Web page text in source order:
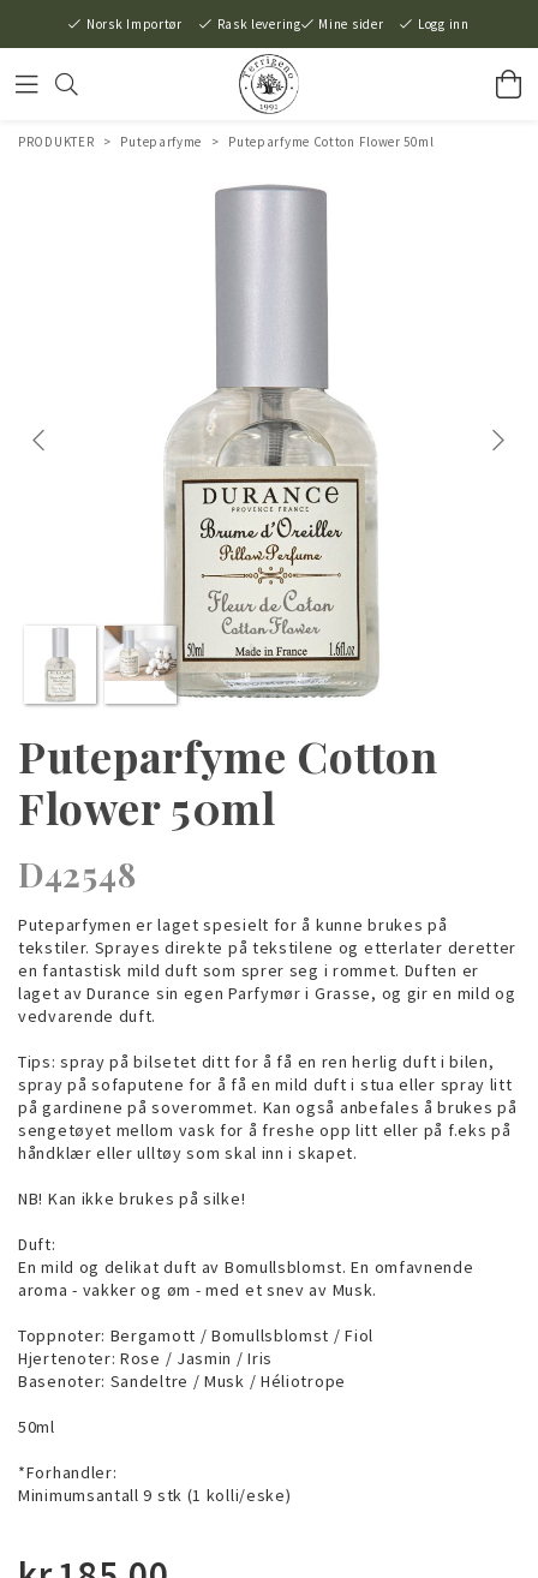
Norsk Importør Rask levering Mine sider Logg inn
PRODUKTER > Puteparfyme > Puteparfyme Cotton Flower 50ml
Puteparfyme Cotton
Flower 50ml
D42548
Puteparfymen er laget spesielt for å kunne brukes på
tekstiler. Sprayes direkte på tekstilene og etterlater deretter
en fantastisk mild duft som sprer seg i rommet. Duften er
laget av Durance sin egen Parfymør i Grasse, og gir en mild og
vedvarende duft.
Tips: spray på bilsetet ditt for å få en ren herlig duft i bilen,
spray på sofaputene for å få en mild duft i stua eller spray litt
på gardinene på soverommet. Kan også anbefales å brukes på
sengetøyet mellom vask for å freshe opp litt eller på f.eks på
håndklær eller ulltøy som skal inn i skapet.
NB! Kan ikke brukes på silke!
Duft:
En mild og delikat duft av Bomullsblomst. En omfavnende
aroma - vakker og øm - med et snev av Musk.
Toppnoter: Bergamott / Bomullsblomst / Fiol
Hjertenoter: Rose / Jasmin / Iris
Basenoter: Sandeltre / Musk / Héliotrope
50ml
*Forhandler:
Minimumsantall 9 stk (1 kolli/eske)